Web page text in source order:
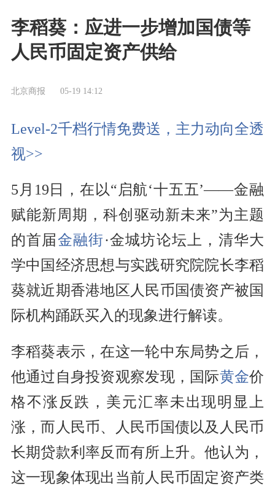
李稻葵：应进一步增加国债等
人民币固定资产供给
北京商报 05-19 14:12
Level-2千档行情免费送，主力动向全透
视>>
5月19日，在以“启航‘十五五’——金融
赋能新周期，科创驱动新未来”为主题
的首届金融街·金城坊论坛上，清华大
学中国经济思想与实践研究院院长李稻
葵就近期香港地区人民币国债资产被国
际机构踊跃买入的现象进行解读。
李稻葵表示，在这一轮中东局势之后，
他通过自身投资观察发现，国际黄金价
格不涨反跌，美元汇率未出现明显上
涨，而人民币、人民币国债以及人民币
长期贷款利率反而有所上升。他认为，
这一现象体现出当前人民币固定资产类